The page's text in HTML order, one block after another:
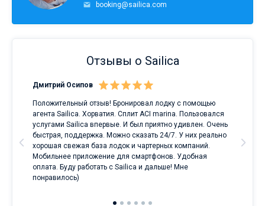
booking@sailica.com
Отзывы о Sailica
Дмитрий Осипов
Положительный отзыв! Бронировал лодку с помощью
агента Sailica. Хорватия. Сплит ACI marina. Пользовался
услугами Sailica впервые. И был приятно удивлен. Очень
быстрая, поддержка. Можно сказать 24/7. У них реально
хорошая свежая база лодок и чартерных компаний.
Мобильнее приложение для смартфонов. Удобная
оплата. Буду работать с Sailica и дальше! Мне
понравилось)